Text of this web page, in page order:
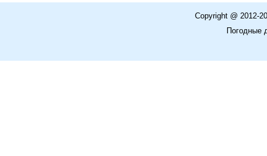
Copyright @ 2012-
Погодные